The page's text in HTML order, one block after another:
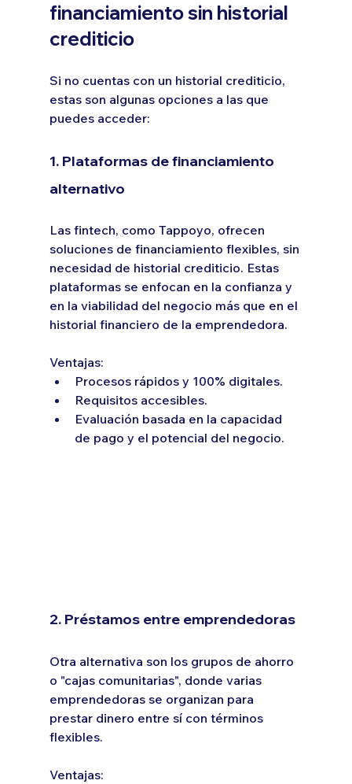
financiamiento sin historial
crediticio
Si no cuentas con un historial crediticio,
estas son algunas opciones a las que
puedes acceder:
1. Plataformas de financiamiento
alternativo
Las fintech, como Tappoyo, ofrecen
soluciones de financiamiento flexibles, sin
necesidad de historial crediticio. Estas
plataformas se enfocan en la confianza y
en la viabilidad del negocio más que en el
historial financiero de la emprendedora.
Ventajas:
Procesos rápidos y 100% digitales.
Requisitos accesibles.
Evaluación basada en la capacidad
de pago y el potencial del negocio.
2. Préstamos entre emprendedoras
Otra alternativa son los grupos de ahorro
o "cajas comunitarias", donde varias
emprendedoras se organizan para
prestar dinero entre sí con términos
flexibles.
Ventajas: